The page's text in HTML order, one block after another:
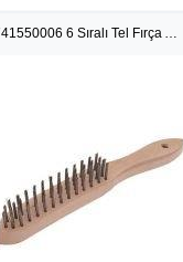
Facebook
İzeltaş 0741550006 6 Sıralı Tel Fırça Ağaç Saplı